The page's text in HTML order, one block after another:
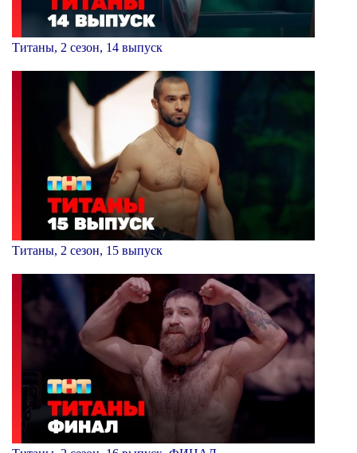
Титаны, 2 сезон, 14 выпуск
Титаны, 2 сезон, 15 выпуск